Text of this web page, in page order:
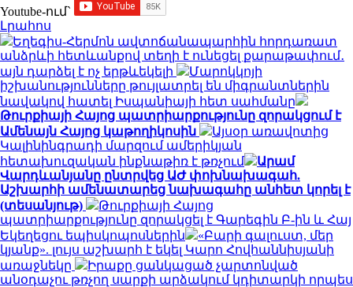
Youtube-ում`
Լրահոս
Եղեգիս-Հերմոն ավտոճանապարհին հորդառատ
անձրևի հետևանքով տեղի է ունեցել քարաթափում․
այն դարձել է ոչ երթևեկելի
Մարոկկոյի
իշխանությունները թույլատրել են միգրանտներին
նավակով հատել Իսպանիայի հետ սահմանը
Թուրքիայի Հայոց պատրիարքությունը զորակցում է
Ամենայն Հայոց կաթողիկոսին
Այսօր առավոտից
Կալինինգրադի մարզում ամերիկյան
հետախուզական ինքնաթիռ է թռչում
Արամ
Վարդևանյանը ընտրվեց ԱԺ փոխնախագահ.
Աշխարհի ամենատարեց նախագահը անհետ կորել է
(տեսանյութ)
Թուրքիայի Հայոց
պատրիարքությունը զորակցել է Գարեգին Բ-ին և Հայ
Եկեղեցու եպիսկոպոսներին
«Բարի գալուստ, մեր
կյանք». լույս աշխարհ է եկել Կարո Հովհաննիսյանի
առաջնեկը
Իրաքը ցանկացած չարտոնված
անօդաչու թռչող սարքի արձակում կդիտարկի որպես